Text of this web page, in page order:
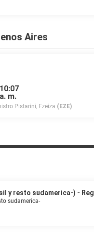
Aires
10:07
a. m.
Pistarini, Ezeiza (EZE)
y resto sudamerica-) -
sudamerica-